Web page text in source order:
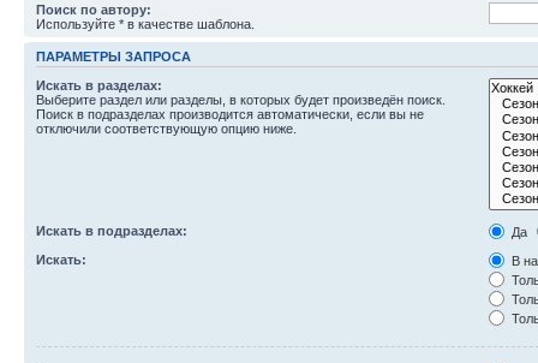
Поиск по автору:
Используйте * в качестве шаблона.
ПАРАМЕТРЫ ЗАПРОСА
Искать в разделах:
Выберите раздел или разделы, в которых будет произведён поиск.
Поиск в подразделах производится автоматически, если вы не
отключили соответствующую опцию ниже.
Искать в подразделах:
Да
Искать:
В